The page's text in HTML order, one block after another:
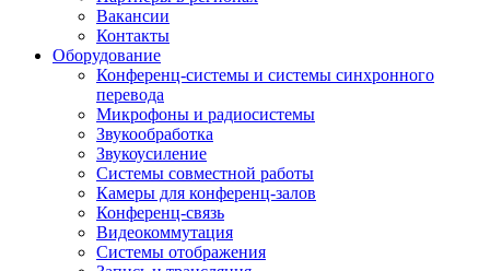
Вакансии
Контакты
Оборудование
Конференц-системы и системы синхронного
перевода
Микрофоны и радиосистемы
Звукообработка
Звукоусиление
Системы совместной работы
Камеры для конференц-залов
Конференц-связь
Видеокоммутация
Системы отображения